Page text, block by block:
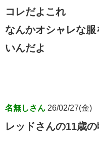
コレだよこれ
なんかオシャレな
いんだよ
名無しさん 26/02/27(金)
レッドさんの11歳